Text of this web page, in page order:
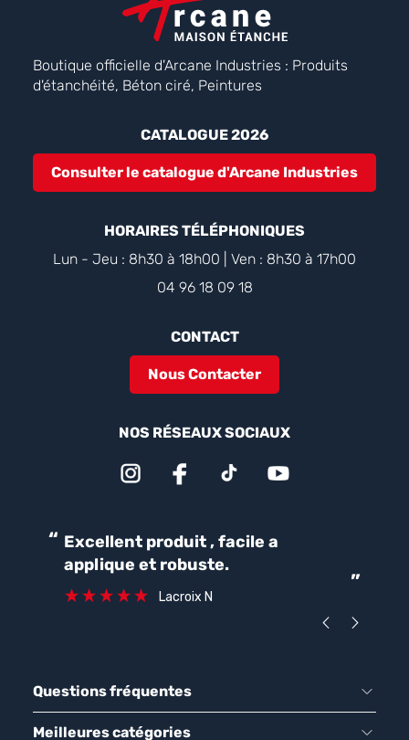
Boutique officielle d'Arcane Industries : Produits
d'étanchéité, Béton ciré, Peintures
CATALOGUE 2026
Consulter le catalogue d'Arcane Industries
HORAIRES TÉLÉPHONIQUES
Lun - Jeu : 8h30 à 18h00 | Ven : 8h30 à 17h00
04 96 18 09 18
CONTACT
Nous Contacter
NOS RÉSEAUX SOCIAUX
“
”
Excellent produit , facile a
applique et robuste.
Lacroix N
Questions fréquentes
Meilleures catégories